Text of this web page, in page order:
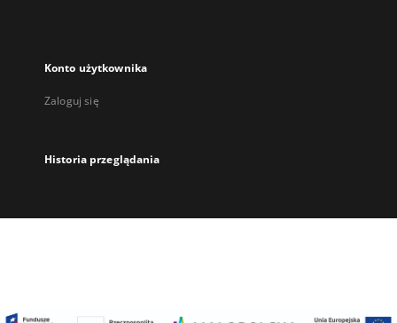
Konto użytkownika
Zaloguj się
Historia przeglądania